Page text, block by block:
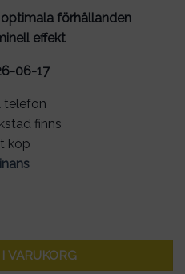
förhållanden
effekt
06-17
telefon
finns
köp
h – Räckvidd 80km mängd
VARUKORG